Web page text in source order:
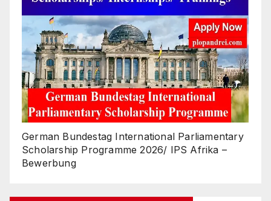
German Bundestag International Parliamentary
Scholarship Programme 2026/ IPS Afrika –
Bewerbung